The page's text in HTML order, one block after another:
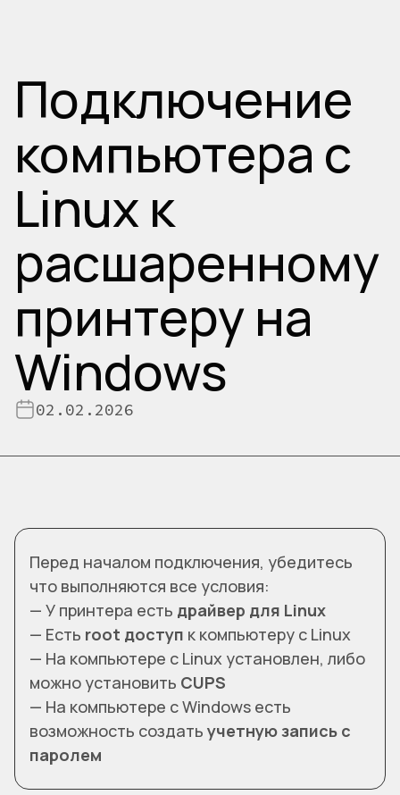
Подключение
компьютера с
Linux к
расшаренному
принтеру на
Windows
02.02.2026
Перед началом подключения, убедитесь
что выполняются все условия:
— У принтера есть драйвер для Linux
— Есть root доступ к компьютеру с Linux
— На компьютере с Linux установлен, либо
можно установить CUPS
— На компьютере с Windows есть
возможность создать учетную запись с
паролем